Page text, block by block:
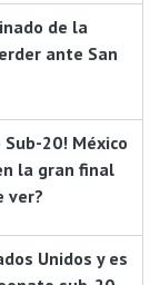
de la
ante San
20! México
la gran final
ver?
Unidos y es